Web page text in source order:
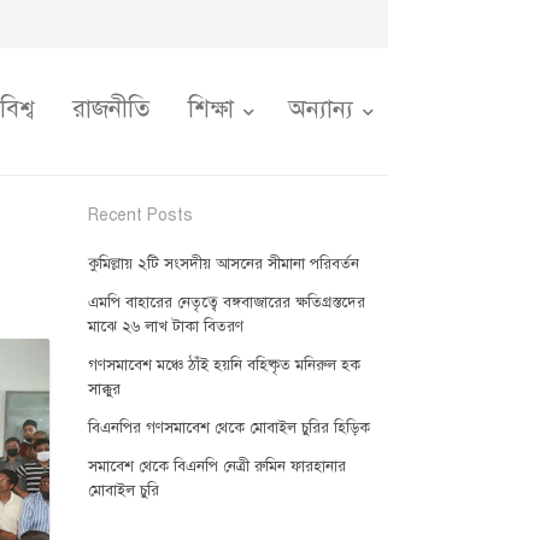
বিশ্ব রাজনীতি শিক্ষা অন্যান্য
Recent Posts
কুমিল্লায় ২টি সংসদীয় আসনের সীমানা পরিবর্তন
এমপি বাহারের নেতৃত্বে বঙ্গবাজারের ক্ষতিগ্রস্তদের
মাঝে ২৬ লাখ টাকা বিতরণ
গণসমাবেশ মঞ্চে ঠাঁই হয়নি বহিষ্কৃত মনিরুল হক
সাক্কুর
বিএনপির গণসমাবেশ থেকে মোবাইল চুরির হিড়িক
সমাবেশ থেকে বিএনপি নেত্রী রুমিন ফারহানার
মোবাইল চুরি